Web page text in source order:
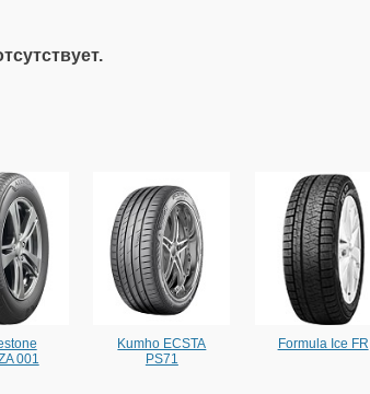
001
Kumho ECSTA
PS71
Formula Ice FR